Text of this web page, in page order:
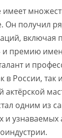
имеет
Он получил
включая
и премию
и
в России, так
актёрской
одним из
и узнаваемых